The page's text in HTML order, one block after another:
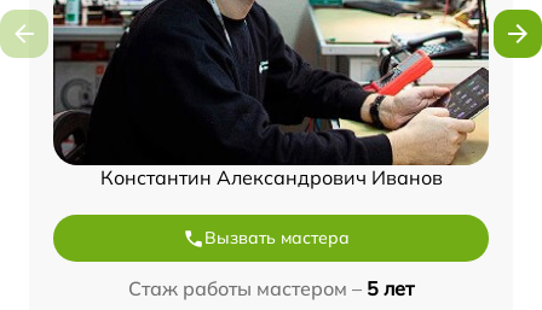
Константин Александрович Иванов
Вызвать мастера
Стаж работы мастером – 5 лет